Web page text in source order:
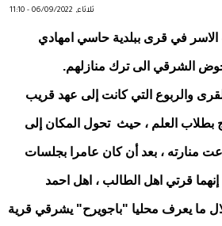
ثلاثاء, 06/09/2022 - 11:10
في قرى ببلدية حاسي امهادي
الشرقي الى ترك منازلهم.
والربوع التي كانت إلى عهد قريب
بطلاب العلم ، حيث تحول المكان إلى
منارته ، بعد أن كان عامرا بجلسات
قرتي اهل الطالب ، اهل احمد
ما يعرف محليا "باجويرح" يشرقي قرية